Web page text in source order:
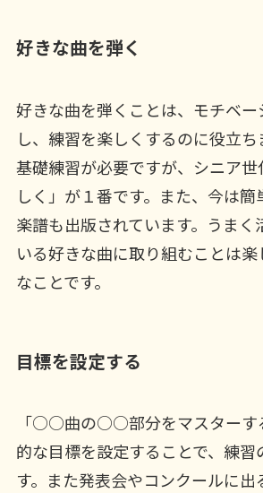
好きな曲を弾く
好きな曲を弾くことは、モチベ
し、練習を楽しくするのに役立ち
基礎練習が必要ですが、シニア
しく」が１番です。また、今は
楽譜も出版されています。うまく
いる好きな曲に取り組むことは
なことです。
目標を設定する
「○○曲の○○部分をマスターす
的な目標を設定することで、練習
す。また発表会やコンクールに